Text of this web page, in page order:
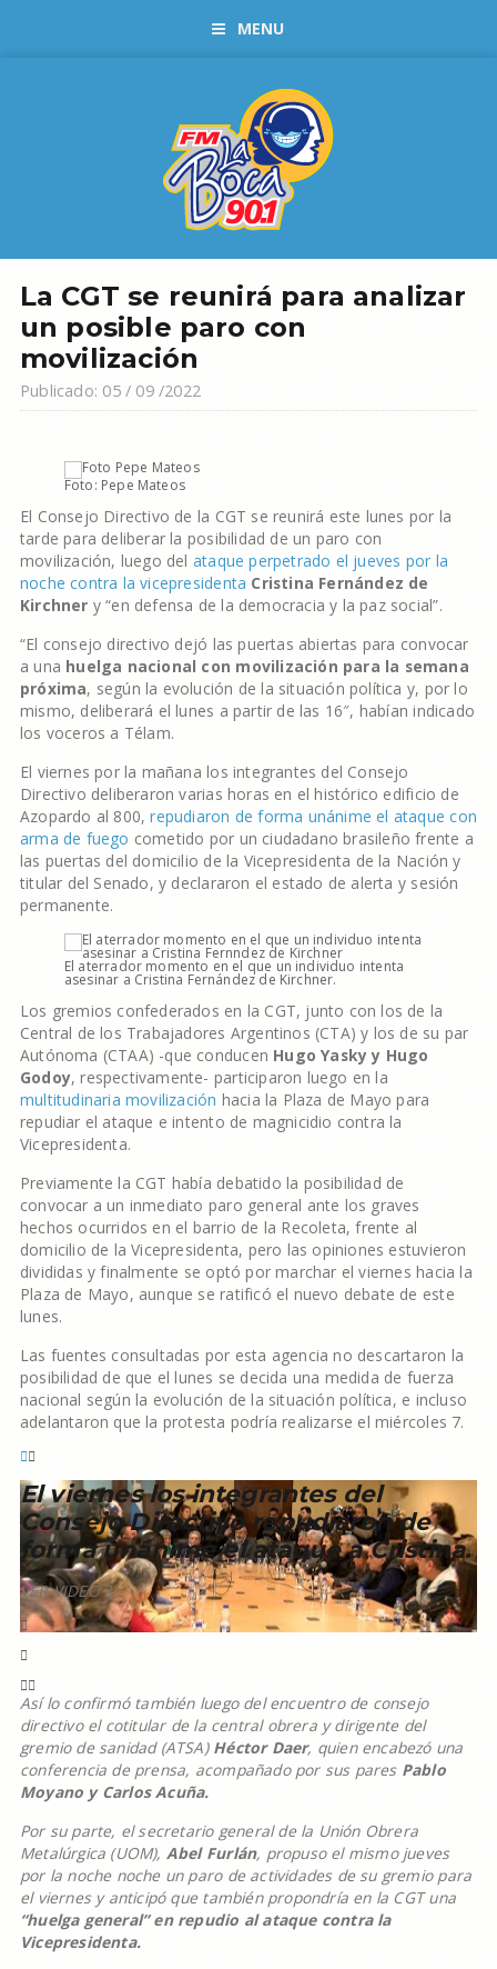
MENU
La CGT se reunirá para analizar
un posible paro con
movilización
Publicado: 05 / 09 /2022
Foto: Pepe Mateos
El Consejo Directivo de la CGT se reunirá este lunes por la
tarde para deliberar la posibilidad de un paro con
movilización, luego del ataque perpetrado el jueves por la
noche contra la vicepresidenta Cristina Fernández de
Kirchner y “en defensa de la democracia y la paz social”.
“El consejo directivo dejó las puertas abiertas para convocar
a una huelga nacional con movilización para la semana
próxima, según la evolución de la situación política y, por lo
mismo, deliberará el lunes a partir de las 16″, habían indicado
los voceros a Télam.
El viernes por la mañana los integrantes del Consejo
Directivo deliberaron varias horas en el histórico edificio de
Azopardo al 800,repudiaron de forma unánime el ataque con
arma de fuego cometido por un ciudadano brasileño frente a
las puertas del domicilio de la Vicepresidenta de la Nación y
titular del Senado, y declararon el estado de alerta y sesión
permanente.
El aterrador momento en el que un individuo intenta
asesinar a Cristina Fernández de Kirchner.
Los gremios confederados en la CGT, junto con los de la
Central de los Trabajadores Argentinos (CTA) y los de su par
Autónoma (CTAA) -que conducen Hugo Yasky y Hugo
Godoy, respectivamente- participaron luego en la
multitudinaria movilización hacia la Plaza de Mayo para
repudiar el ataque e intento de magnicidio contra la
Vicepresidenta.
Previamente la CGT había debatido la posibilidad de
convocar a un inmediato paro general ante los graves
hechos ocurridos en el barrio de la Recoleta, frente al
domicilio de la Vicepresidenta, pero las opiniones estuvieron
divididas y finalmente se optó por marchar el viernes hacia la
Plaza de Mayo, aunque se ratificó el nuevo debate de este
lunes.
Las fuentes consultadas por esta agencia no descartaron la
posibilidad de que el lunes se decida una medida de fuerza
nacional según la evolución de la situación política, e incluso
adelantaron que la protesta podría realizarse el miércoles 7.
El viernes los integrantes del
Consejo Directivo repudiaron de
forma unánime el ataque a Cristina.
VER VIDEO
Así lo confirmó también luego del encuentro de consejo
directivo el cotitular de la central obrera y dirigente del
gremio de sanidad (ATSA) Héctor Daer, quien encabezó una
conferencia de prensa, acompañado por sus pares Pablo
Moyano y Carlos Acuña.
Por su parte, el secretario general de la Unión Obrera
Metalúrgica (UOM), Abel Furlán, propuso el mismo jueves
por la noche noche un paro de actividades de su gremio para
el viernes y anticipó que también propondría en la CGT una
“huelga general” en repudio al ataque contra la
Vicepresidenta.